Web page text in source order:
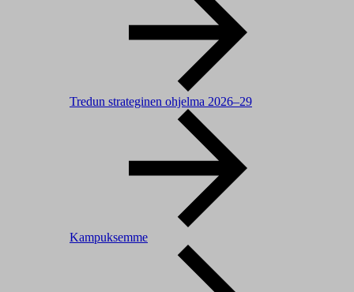
Tredun strateginen ohjelma 2026–29
Kampuksemme